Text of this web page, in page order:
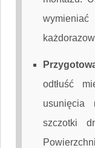
odtłuść
usunięcia
szczotki